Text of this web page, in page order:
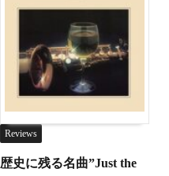
Reviews
歴史に残る名曲”Just the